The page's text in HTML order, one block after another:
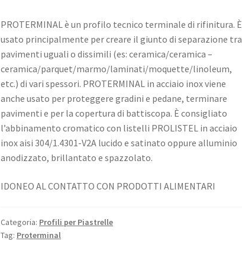
PROTERMINAL è un profilo tecnico terminale di rifinitura. È
usato principalmente per creare il giunto di separazione tra
pavimenti uguali o dissimili (es: ceramica/ceramica –
ceramica/parquet/marmo/laminati/moquette/linoleum,
etc.) di vari spessori. PROTERMINAL in acciaio inox viene
anche usato per proteggere gradini e pedane, terminare
pavimenti e per la copertura di battiscopa. È consigliato
l’abbinamento cromatico con listelli PROLISTEL in acciaio
inox aisi 304/1.4301-V2A lucido e satinato oppure alluminio
anodizzato, brillantato e spazzolato.
IDONEO AL CONTATTO CON PRODOTTI ALIMENTARI
Categoria: Profili per Piastrelle
Tag: Proterminal